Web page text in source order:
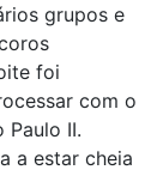
grupos e
foi
com o
Paulo II.
a estar cheia